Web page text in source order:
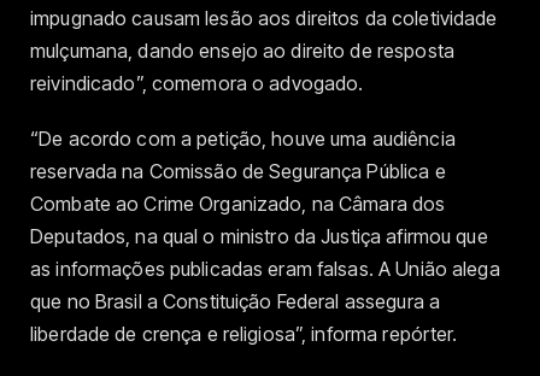
impugnado causam lesão aos direitos da coletividade
mulçumana, dando ensejo ao direito de resposta
reivindicado”, comemora o advogado.
“De acordo com a petição, houve uma audiência
reservada na Comissão de Segurança Pública e
Combate ao Crime Organizado, na Câmara dos
Deputados, na qual o ministro da Justiça afirmou que
as informações publicadas eram falsas. A União alega
que no Brasil a Constituição Federal assegura a
liberdade de crença e religiosa”, informa repórter.